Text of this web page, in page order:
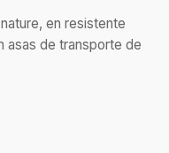
en resistente
asas de transporte de